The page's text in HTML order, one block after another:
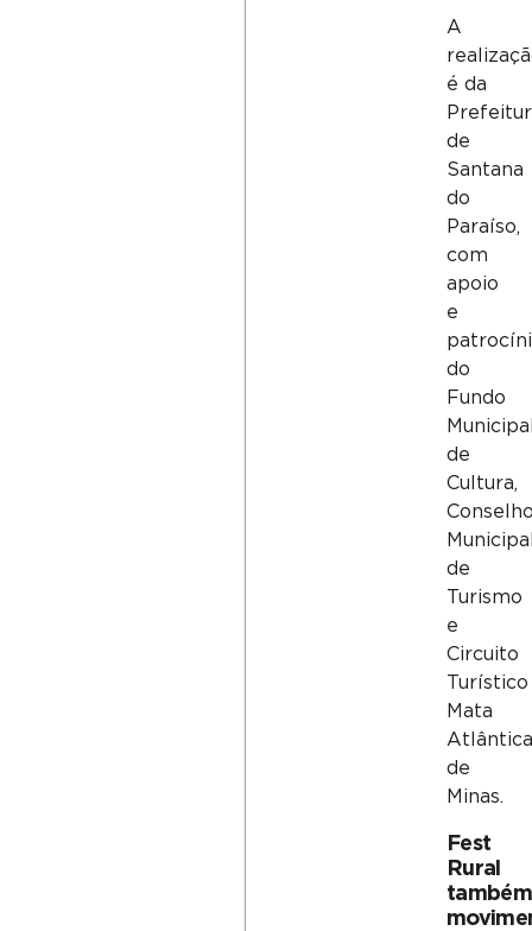
A
é da
de
Santana
do
Paraíso,
com
apoio
e
do
Fundo
de
Cultura,
de
Turismo
e
Circuito
Turístico
Mata
de
Minas.
Fest
Rural
também